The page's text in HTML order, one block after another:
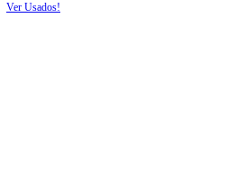
Ver Usados!